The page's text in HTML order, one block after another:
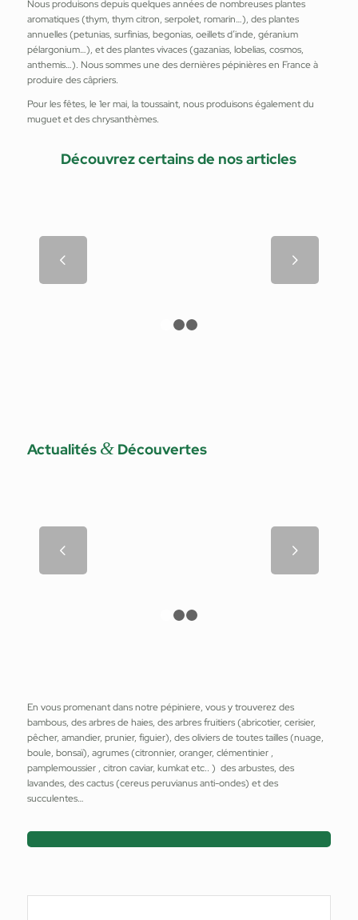
Nous produisons depuis quelques années de nombreuses plantes
aromatiques (thym, thym citron, serpolet, romarin…), des plantes
annuelles (petunias, surfinias, begonias, oeillets d’inde, géranium
pélargonium…), et des plantes vivaces (gazanias, lobelias, cosmos,
anthemis…). Nous sommes une des dernières pépinières en France à
produire des câpriers.
Pour les fêtes, le 1er mai, la toussaint, nous produisons également du
muguet et des chrysanthèmes.
Découvrez certains de nos articles
Actualités &Découvertes
Comment prendre soin de son
En vous promenant dans notre pépiniere, vous y trouverez des
bambous, des arbres de haies, des arbres fruitiers (abricotier, cerisier,
pêcher, amandier, prunier, figuier), des oliviers de toutes tailles (nuage,
boule, bonsaï), agrumes (citronnier, oranger, clémentinier ,
pamplemoussier , citron caviar, kumkat etc.. ) des arbustes, des
lavandes, des cactus (cereus peruvianus anti-ondes) et des
succulentes…